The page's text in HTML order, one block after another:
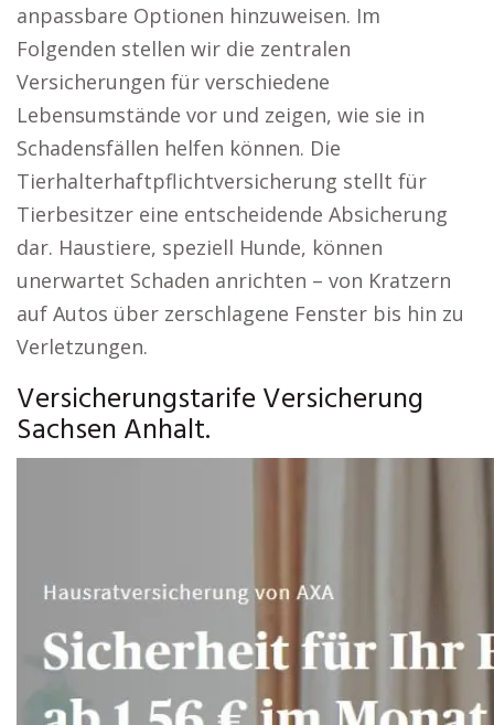
anpassbare Optionen hinzuweisen. Im
Folgenden stellen wir die zentralen
Versicherungen für verschiedene
Lebensumstände vor und zeigen, wie sie in
Schadensfällen helfen können. Die
Tierhalterhaftpflichtversicherung stellt für
Tierbesitzer eine entscheidende Absicherung
dar. Haustiere, speziell Hunde, können
unerwartet Schaden anrichten – von Kratzern
auf Autos über zerschlagene Fenster bis hin zu
Verletzungen.
Versicherungstarife Versicherung
Sachsen Anhalt.